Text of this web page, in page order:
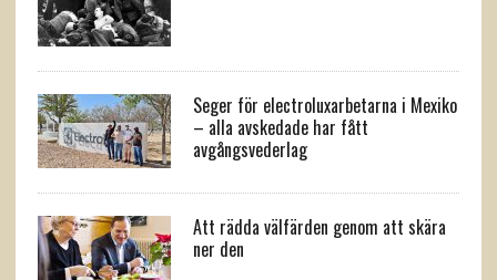
Seger för electroluxarbetarna i Mexiko
– alla avskedade har fått
avgångsvederlag
Att rädda välfärden genom att skära
ner den